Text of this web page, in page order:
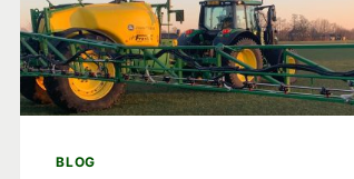
BLOG